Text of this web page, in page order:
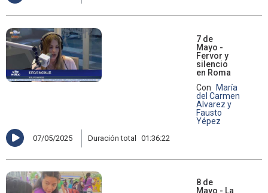
7 de
Mayo -
Fervor y
silencio
en Roma
Con
María
del Carmen
Alvarez y
Fausto
Yépez
07/05/2025 Duración total 01:36:22
8 de
Mayo - La